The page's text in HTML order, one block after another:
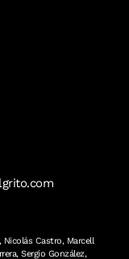
Castro, Marcell
Sergio González,